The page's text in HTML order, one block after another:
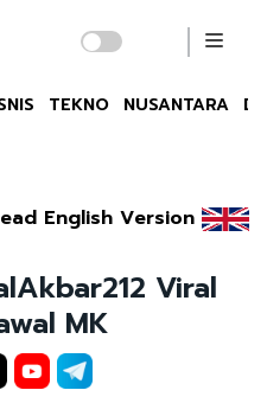
TEKNO NUSANTARA
English Version
Viral
MK